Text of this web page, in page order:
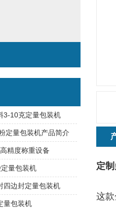
定
这
3-10克定量包装机
定量包装机产品简介
精度称重设备
量包装机
四边封定量包装机
量包装机